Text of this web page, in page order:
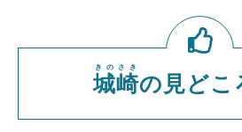
城崎
きのさき
の見どこ